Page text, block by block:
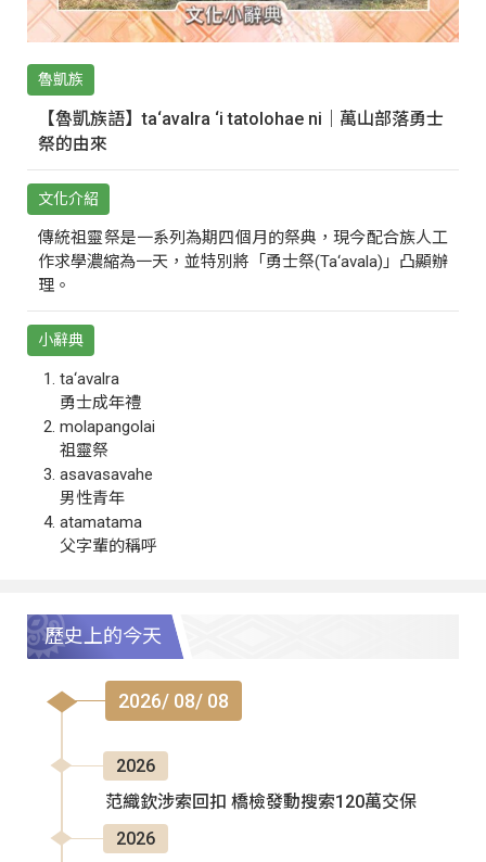
魯凱族
【魯凱族語】ta‘avalra ‘i tatolohae ni｜萬山部落勇士
祭的由來
文化介紹
傳統祖靈祭是一系列為期四個月的祭典，現今配合族人工
作求學濃縮為一天，並特別將「勇士祭(Ta‘avala)」凸顯辦
理。
小辭典
ta‘avalra
勇士成年禮
molapangolai
祖靈祭
asavasavahe
男性青年
atamatama
父字輩的稱呼
歷史上的今天
2026/ 08/ 08
2026
范織欽涉索回扣 橋檢發動搜索120萬交保
2026